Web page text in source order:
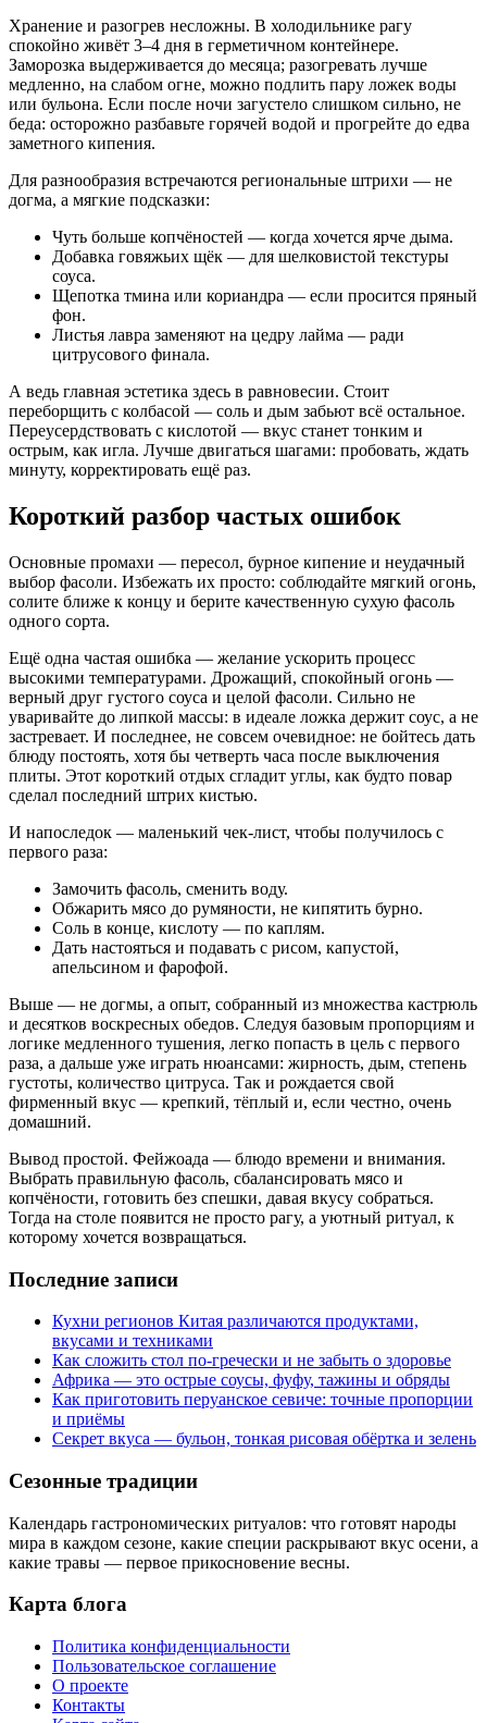
Хранение и разогрев несложны. В холодильнике рагу
спокойно живёт 3–4 дня в герметичном контейнере.
Заморозка выдерживается до месяца; разогревать лучше
медленно, на слабом огне, можно подлить пару ложек воды
или бульона. Если после ночи загустело слишком сильно, не
беда: осторожно разбавьте горячей водой и прогрейте до едва
заметного кипения.
Для разнообразия встречаются региональные штрихи — не
догма, а мягкие подсказки:
Чуть больше копчёностей — когда хочется ярче дыма.
Добавка говяжьих щёк — для шелковистой текстуры
соуса.
Щепотка тмина или кориандра — если просится пряный
фон.
Листья лавра заменяют на цедру лайма — ради
цитрусового финала.
А ведь главная эстетика здесь в равновесии. Стоит
переборщить с колбасой — соль и дым забьют всё остальное.
Переусердствовать с кислотой — вкус станет тонким и
острым, как игла. Лучше двигаться шагами: пробовать, ждать
минуту, корректировать ещё раз.
Короткий разбор частых ошибок
Основные промахи — пересол, бурное кипение и неудачный
выбор фасоли. Избежать их просто: соблюдайте мягкий огонь,
солите ближе к концу и берите качественную сухую фасоль
одного сорта.
Ещё одна частая ошибка — желание ускорить процесс
высокими температурами. Дрожащий, спокойный огонь —
верный друг густого соуса и целой фасоли. Сильно не
уваривайте до липкой массы: в идеале ложка держит соус, а не
застревает. И последнее, не совсем очевидное: не бойтесь дать
блюду постоять, хотя бы четверть часа после выключения
плиты. Этот короткий отдых сгладит углы, как будто повар
сделал последний штрих кистью.
И напоследок — маленький чек-лист, чтобы получилось с
первого раза:
Замочить фасоль, сменить воду.
Обжарить мясо до румяности, не кипятить бурно.
Соль в конце, кислоту — по каплям.
Дать настояться и подавать с рисом, капустой,
апельсином и фарофой.
Выше — не догмы, а опыт, собранный из множества кастрюль
и десятков воскресных обедов. Следуя базовым пропорциям и
логике медленного тушения, легко попасть в цель с первого
раза, а дальше уже играть нюансами: жирность, дым, степень
густоты, количество цитруса. Так и рождается свой
фирменный вкус — крепкий, тёплый и, если честно, очень
домашний.
Вывод простой. Фейжоада — блюдо времени и внимания.
Выбрать правильную фасоль, сбалансировать мясо и
копчёности, готовить без спешки, давая вкусу собраться.
Тогда на столе появится не просто рагу, а уютный ритуал, к
которому хочется возвращаться.
Последние записи
Кухни регионов Китая различаются продуктами,
вкусами и техниками
Как сложить стол по‑гречески и не забыть о здоровье
Африка — это острые соусы, фуфу, тажины и обряды
Как приготовить перуанское севиче: точные пропорции
и приёмы
Секрет вкуса — бульон, тонкая рисовая обёртка и зелень
Сезонные традиции
Календарь гастрономических ритуалов: что готовят народы
мира в каждом сезоне, какие специи раскрывают вкус осени, а
какие травы — первое прикосновение весны.
Карта блога
Политика конфиденциальности
Пользовательское соглашение
О проекте
Контакты